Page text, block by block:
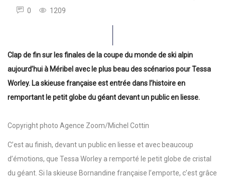
0
1209
Clap de fin sur les finales de la coupe du monde de ski alpin
aujourd’hui à Méribel avec le plus beau des scénarios pour Tessa
Worley. La skieuse française est entrée dans l’histoire en
remportant le petit globe du géant devant un public en liesse.
Copyright photo Agence Zoom/Michel Cottin
C’est au finish, devant un public en liesse et avec beaucoup
d’émotions, que Tessa Worley a remporté le petit globe de cristal
du géant. Si la skieuse Bornandine française l’emporte, c’est grâce